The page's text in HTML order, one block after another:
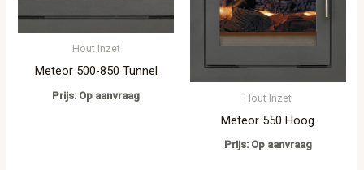
Hout Inzet
Meteor 500-850 Tunnel
Prijs: Op aanvraag Hout Inzet
Meteor 550 Hoog
Prijs: Op aanvraag